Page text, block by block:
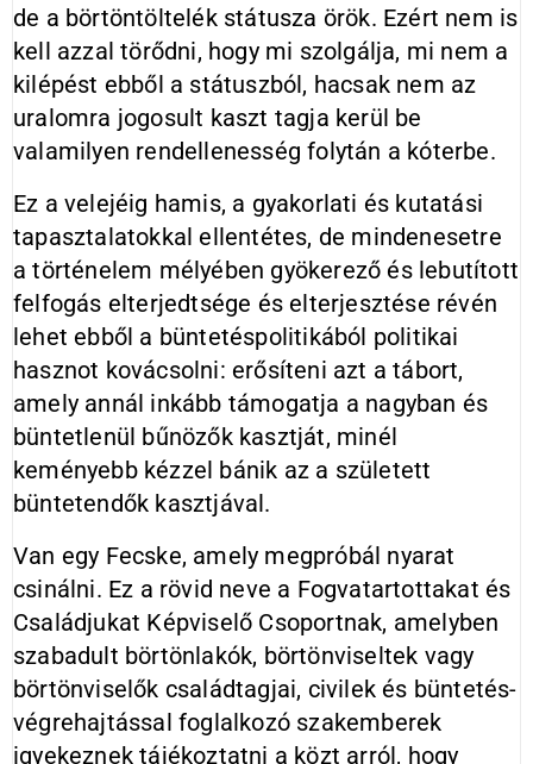
de a börtöntöltelék státusza örök. Ezért nem is
kell azzal törődni, hogy mi szolgálja, mi nem a
kilépést ebből a státuszból, hacsak nem az
uralomra jogosult kaszt tagja kerül be
valamilyen rendellenesség folytán a kóterbe.
Ez a velejéig hamis, a gyakorlati és kutatási
tapasztalatokkal ellentétes, de mindenesetre
a történelem mélyében gyökerező és lebutított
felfogás elterjedtsége és elterjesztése révén
lehet ebből a büntetéspolitikából politikai
hasznot kovácsolni: erősíteni azt a tábort,
amely annál inkább támogatja a nagyban és
büntetlenül bűnözők kasztját, minél
keményebb kézzel bánik az a született
büntetendők kasztjával.
Van egy Fecske, amely megpróbál nyarat
csinálni. Ez a rövid neve a Fogvatartottakat és
Családjukat Képviselő Csoportnak, amelyben
szabadult börtönlakók, börtönviseltek vagy
börtönviselők családtagjai, civilek és büntetés-
végrehajtással foglalkozó szakemberek
igyekeznek tájékoztatni a közt arról, hogy